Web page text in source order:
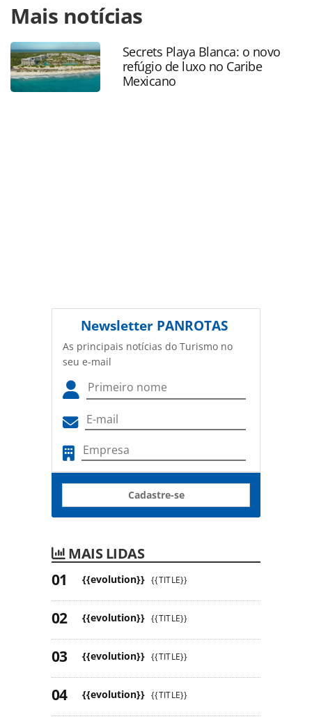
https://www.panrotas.com.br/mercado/pesquisas-e-
estatisticas/2022/10/veja-as-empresas-do-turismo-que-
mais-contratam-startups-no-pais_192629.html ou as
ferramentas oferecidas na página. Todo o conteúdo
produzido pela PANROTAS Editora é protegido pela
legislação brasileira sobre direito autoral. Não reproduza o
Mais notícias
Secrets Playa Blanca: o novo
refúgio de luxo no Caribe
Mexicano
Newsletter PANROTAS
As principais notícias do Turismo no
seu e-mail
Cadastre-se
MAIS LIDAS
{{evolution}} {{TITLE}}
{{evolution}} {{TITLE}}
{{evolution}} {{TITLE}}
{{evolution}} {{TITLE}}